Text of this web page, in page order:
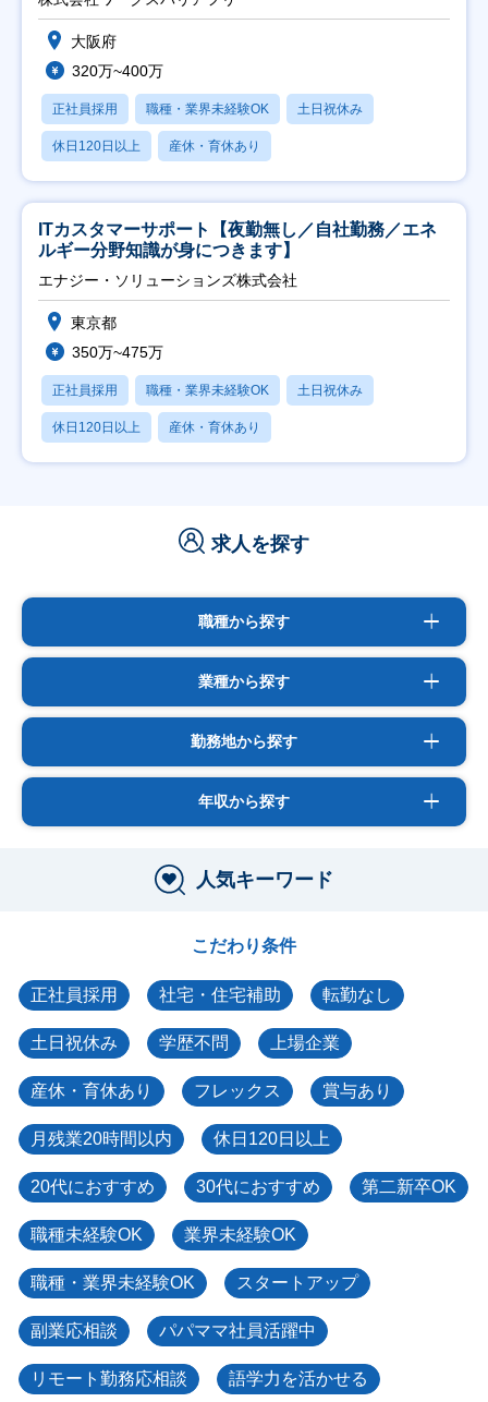
大阪府
320万~400万
正社員採用 職種・業界未経験OK 土日祝休み
休日120日以上 産休・育休あり
ITカスタマーサポート【夜勤無し／自社勤務／エネ
ルギー分野知識が身につきます】
エナジー・ソリューションズ株式会社
東京都
350万~475万
正社員採用 職種・業界未経験OK 土日祝休み
休日120日以上 産休・育休あり
求人を探す
職種から探す
業種から探す
勤務地から探す
年収から探す
人気キーワード
こだわり条件
正社員採用 社宅・住宅補助 転勤なし
土日祝休み 学歴不問 上場企業
産休・育休あり フレックス 賞与あり
月残業20時間以内 休日120日以上
20代におすすめ 30代におすすめ 第二新卒OK
職種未経験OK 業界未経験OK
職種・業界未経験OK スタートアップ
副業応相談 パパママ社員活躍中
リモート勤務応相談 語学力を活かせる